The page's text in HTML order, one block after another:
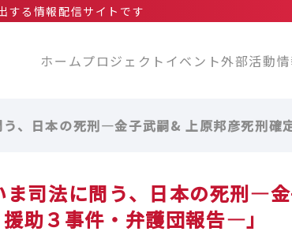
する情報配信サイトです
ホームプロジェクト イベント外部活動
、日本の死刑—金子武嗣& 上原邦彦死刑確
司法に問う、日本の死刑—
助３事件・弁護団報告—」